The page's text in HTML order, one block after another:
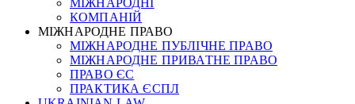
МІЖНАРОДНІ
КОМПАНІЙ
МІЖНАРОДНЕ ПРАВО
МІЖНАРОДНЕ ПУБЛІЧНЕ ПРАВО
МІЖНАРОДНЕ ПРИВАТНЕ ПРАВО
ПРАВО ЄС
ПРАКТИКА ЄСПЛ